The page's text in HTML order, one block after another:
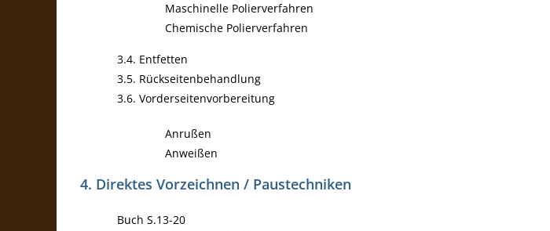
Maschinelle Polierverfahren
Chemische Polierverfahren
3.4. Entfetten
3.5. Rückseitenbehandlung
3.6. Vorderseitenvorbereitung
Anrußen
Anweißen
4. Direktes Vorzeichnen / Paustechniken
Buch S.13-20